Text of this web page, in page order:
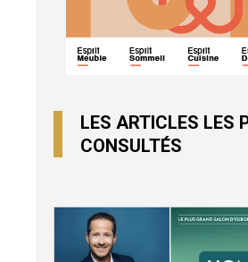
LES ARTICLES LES
CONSULTÉS